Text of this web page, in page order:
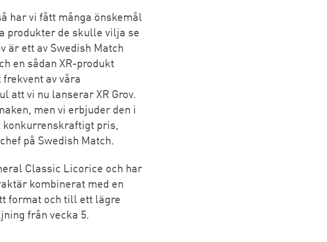
har vi fått många önskemål
produkter de skulle vilja se
är ett av Swedish Match
en sådan XR-produkt
av våra
att vi nu lanserar XR Grov.
men vi erbjuder den i
pris,
på Swedish Match.
Classic Licorice och har
kombinerat med en
format och till ett lägre
från vecka 5.